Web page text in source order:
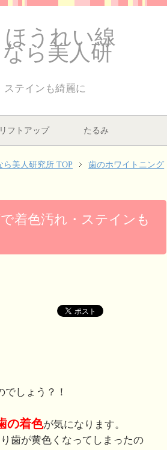
うれい線
ら美人研
テインも綺麗に
リフトアップ たるみ
ら美人研究所 TOP 歯のホワイトニング
着色汚れ・ステインも
しょう？！
の着色が気になります。
歯が黄色くなってしまったの